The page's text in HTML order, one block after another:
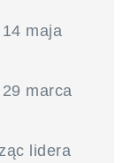
maja
marca
lidera